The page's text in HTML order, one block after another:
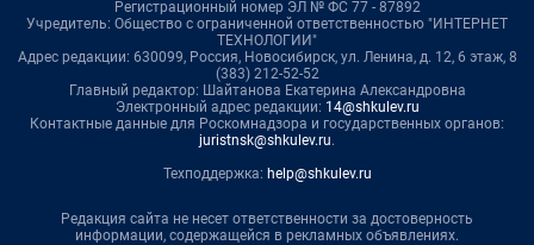
Регистрационный номер ЭЛ № ФС 77 - 87892
Учредитель: Общество с ограниченной ответственностью "ИНТЕРНЕТ
ТЕХНОЛОГИИ"
Адрес редакции: 630099, Россия, Новосибирск, ул. Ленина, д. 12, 6 этаж, 8
(383) 212-52-52
Главный редактор: Шайтанова Екатерина Александровна
Электронный адрес редакции: 14@shkulev.ru
Контактные данные для Роскомнадзора и государственных органов:
juristnsk@shkulev.ru.
Техподдержка: help@shkulev.ru
Редакция сайта не несет ответственности за достоверность
информации, содержащейся в рекламных объявлениях.